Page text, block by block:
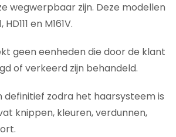
wegwerpbaar zijn. Deze modellen
en M161V.
geen eenheden die door de klant
of verkeerd zijn behandeld.
definitief zodra het haarsysteem is
knippen, kleuren, verdunnen,